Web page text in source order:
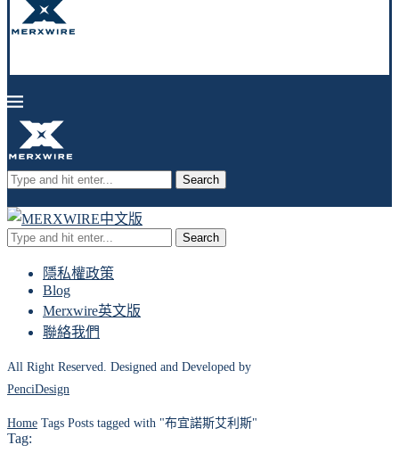
Search
Search
隱私權政策
Blog
Merxwire英文版
聯絡我們
All Right Reserved. Designed and Developed by
PenciDesign
Home Tags Posts tagged with "布宜諾斯艾利斯"
Tag: